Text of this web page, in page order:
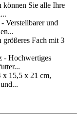
können Sie alle Ihre
Verstellbarer und
Fach mit 3
- Hochwertiges
15,5 x 21 cm,